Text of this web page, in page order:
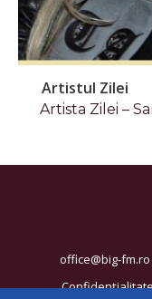
Artistul Zilei
Artista Zilei –
office@big-fm.ro